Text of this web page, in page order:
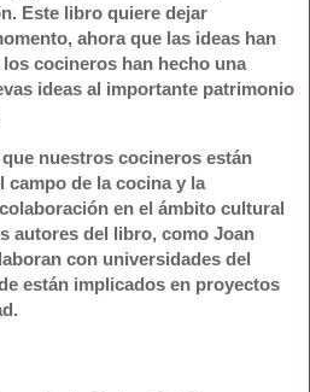
Este libro quiere dejar
ahora que las ideas han
cocineros han hecho una
ideas al importante patrimonio
nuestros cocineros están
campo de la cocina y la
en el ámbito cultural
autores del libro, como Joan
con universidades del
están implicados en proyectos